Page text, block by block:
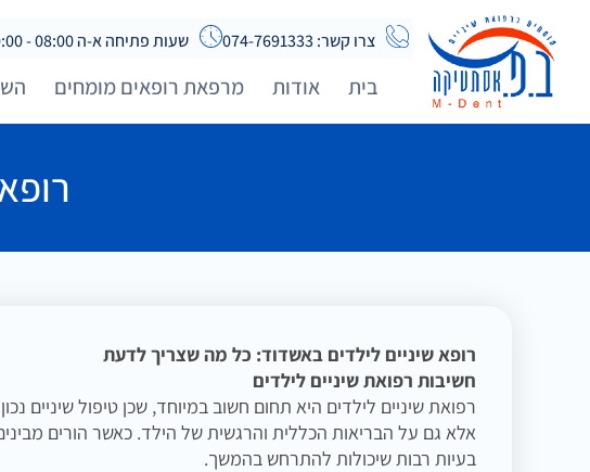
צרו קשר: 074-7691333 שעות פתיחה א-ה 08:00 - 20:00 | שישי 08:00-12:00
בית אודות מרפאת רופאים מומחים
רופא שיניים לילדים באשדוד: כל מה שצריך לדעת
חשיבות רפואת שיניים לילדים
רפואת שיניים לילדים היא תחום חשוב במיוחד, שכן טיפול שיניים
אלא גם על הבריאות הכללית והרגשית של הילד. כאשר הורים
בעיות רבות שיכולות להתרחש בהמשך.